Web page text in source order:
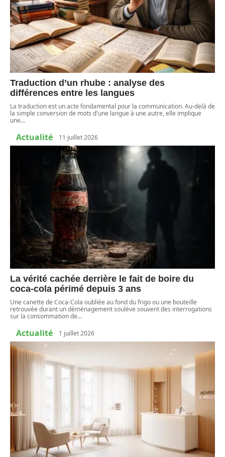
Traduction d’un rhube : analyse des
différences entre les langues
La traduction est un acte fondamental pour la communication. Au-delà de
la simple conversion de mots d'une langue à une autre, elle implique
une…
Actualité 11 juillet 2026
La vérité cachée derrière le fait de boire du
coca-cola périmé depuis 3 ans
Une canette de Coca-Cola oubliée au fond du frigo ou une bouteille
retrouvée durant un déménagement soulève souvent des interrogations
sur la consommation de…
Actualité 1 juillet 2026